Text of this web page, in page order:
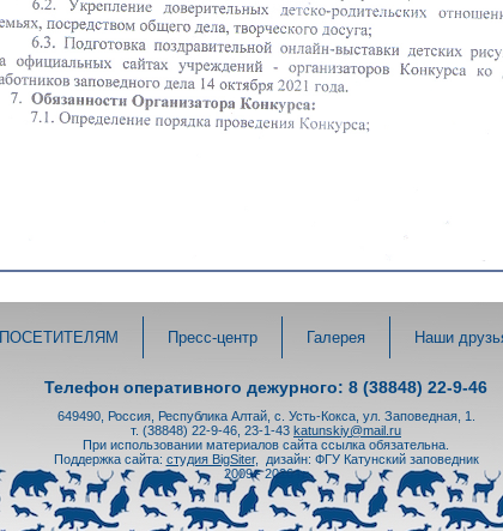
ПОСЕТИТЕЛЯМ Пресс-центр Галерея Наши
Телефон оперативного дежурного: 8 (38848) 22-9-46
649490, Россия, Республика Алтай, с. Усть-Кокса, ул. Заповедная, 1.
т. (38848) 22-9-46, 23-1-43 katunskiy@mail.ru
При использовании материалов сайта ссылка обязательна.
Поддержка сайта: студия BigSiter,
дизайн: ФГУ Катунский заповедник
2009 - 2026 гг.